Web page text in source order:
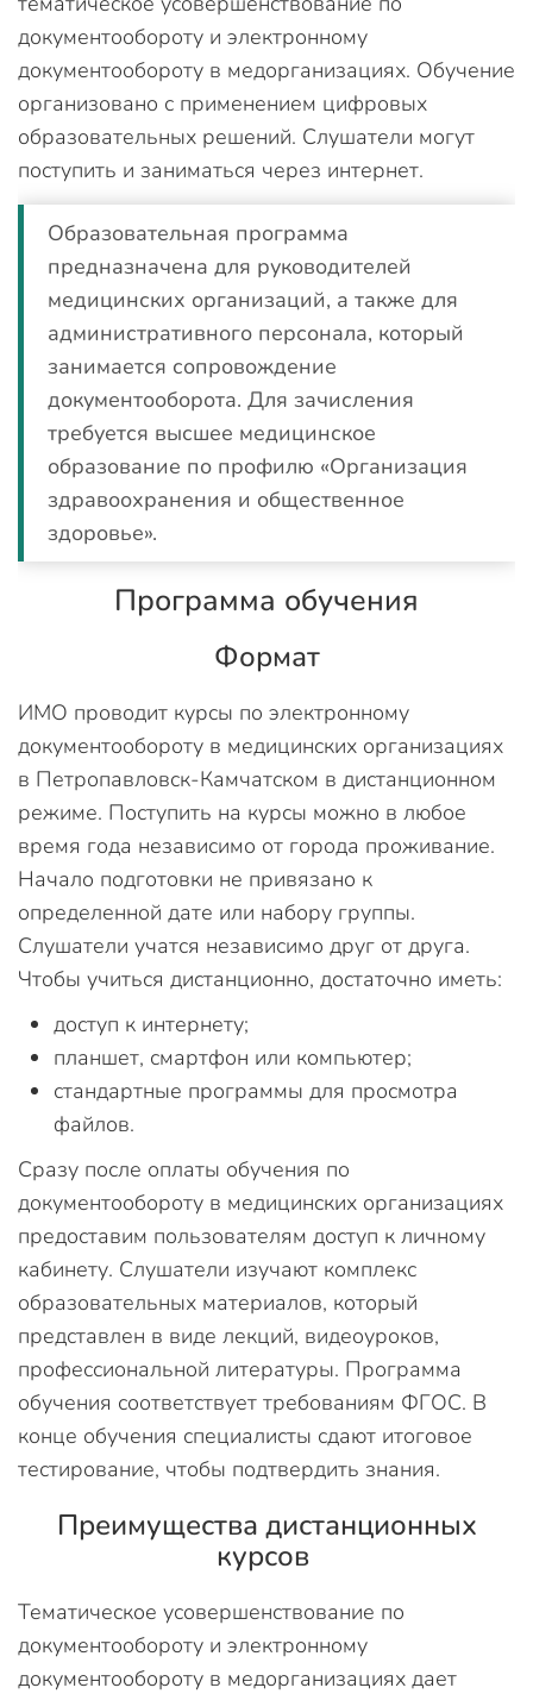
документообороту и электронному
документообороту в медорганизациях. Обучение
организовано с применением цифровых
образовательных решений. Слушатели могут
поступить и заниматься через интернет.
Образовательная программа
предназначена для руководителей
медицинских организаций, а также для
административного персонала, который
занимается сопровождение
документооборота. Для зачисления
требуется высшее медицинское
образование по профилю «Организация
здравоохранения и общественное
здоровье».
Программа обучения
Формат
ИМО проводит курсы по электронному
документообороту в медицинских организациях
в Петропавловск-Камчатском в дистанционном
режиме. Поступить на курсы можно в любое
время года независимо от города проживание.
Начало подготовки не привязано к
определенной дате или набору группы.
Слушатели учатся независимо друг от друга.
Чтобы учиться дистанционно, достаточно иметь:
доступ к интернету;
планшет, смартфон или компьютер;
стандартные программы для просмотра
файлов.
Сразу после оплаты обучения по
документообороту в медицинских организациях
предоставим пользователям доступ к личному
кабинету. Слушатели изучают комплекс
образовательных материалов, который
представлен в виде лекций, видеоуроков,
профессиональной литературы. Программа
обучения соответствует требованиям ФГОС. В
конце обучения специалисты сдают итоговое
тестирование, чтобы подтвердить знания.
Преимущества дистанционных
курсов
Тематическое усовершенствование по
документообороту и электронному
документообороту в медорганизациях дает